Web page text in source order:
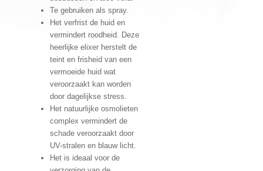
Te gebruiken als spray.
Het verfrist de huid en
vermindert roodheid. Deze
heerlijke elixer herstelt de
teint en frisheid van een
vermoeide huid wat
veroorzaakt kan worden
door dagelijkse stress.
Het natuurlijke osmolieten
complex vermindert de
schade veroorzaakt door
UV-stralen en blauw licht.
Het is ideaal voor de